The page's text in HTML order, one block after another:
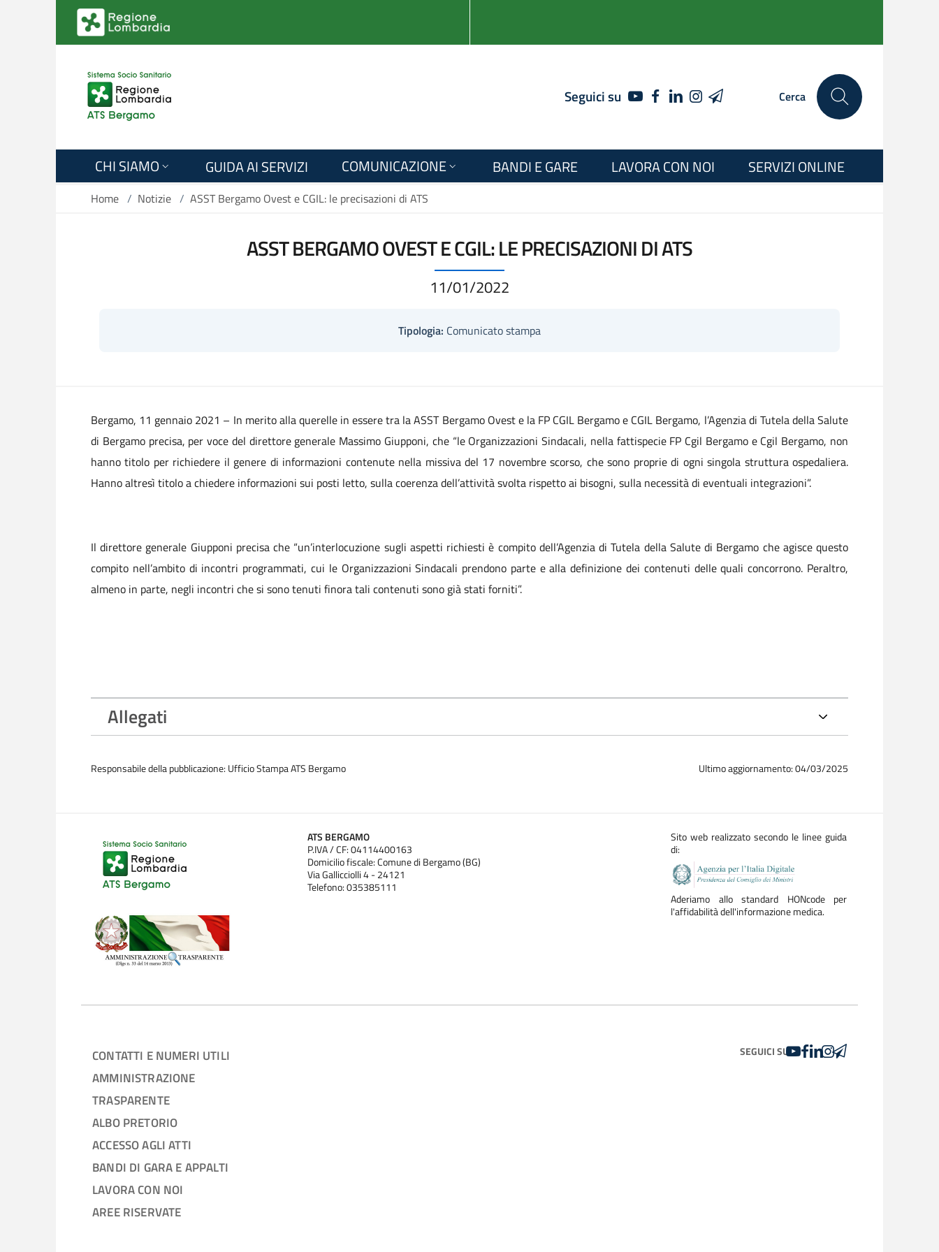
Salta al contenuto principale
Seguici su YOUTUBEFACEBOOK
LINKEDIN
INSTAGRAM
TELEGRAM Cerca
CHI SIAMO GUIDA AI SERVIZI COMUNICAZIONE BANDI E GARE LAVORA CON NOI SERVIZI ONLINE
Home / Notizie / ASST Bergamo Ovest e CGIL: le precisazioni di ATS
ASST BERGAMO OVEST E CGIL: LE PRECISAZIONI DI ATS
11/01/2022
Tipologia: Comunicato stampa
Bergamo, 11 gennaio 2021 – In merito alla querelle in essere tra la ASST Bergamo Ovest e la FP CGIL Bergamo e CGIL Bergamo, l’Agenzia di Tutela della Salute
di Bergamo precisa, per voce del direttore generale Massimo Giupponi, che “le Organizzazioni Sindacali, nella fattispecie FP Cgil Bergamo e Cgil Bergamo, non
hanno titolo per richiedere il genere di informazioni contenute nella missiva del 17 novembre scorso, che sono proprie di ogni singola struttura ospedaliera.
Hanno altresì titolo a chiedere informazioni sui posti letto, sulla coerenza dell’attività svolta rispetto ai bisogni, sulla necessità di eventuali integrazioni”.
Il direttore generale Giupponi precisa che “un’interlocuzione sugli aspetti richiesti è compito dell’Agenzia di Tutela della Salute di Bergamo che agisce questo
compito nell’ambito di incontri programmati, cui le Organizzazioni Sindacali prendono parte e alla definizione dei contenuti delle quali concorrono. Peraltro,
almeno in parte, negli incontri che si sono tenuti finora tali contenuti sono già stati forniti”.
Allegati
Responsabile della pubblicazione: Ufficio Stampa ATS Bergamo Ultimo aggiornamento: 04/03/2025
ATS BERGAMO
P.IVA / CF: 04114400163
Domicilio fiscale: Comune di Bergamo (BG)
Via Gallicciolli 4 - 24121
Telefono: 035385111
Sito web realizzato secondo le linee guida
di:
Aderiamo allo standard HONcode per
l'affidabilità dell'informazione medica.
CONTATTI E NUMERI UTILI
AMMINISTRAZIONE
TRASPARENTE
ALBO PRETORIO
ACCESSO AGLI ATTI
BANDI DI GARA E APPALTI
LAVORA CON NOI
AREE RISERVATE
SEGUICI SUYOUTUBE
FACEBOOK
LINKEDIN
INSTAGRAM
TELEGRAM